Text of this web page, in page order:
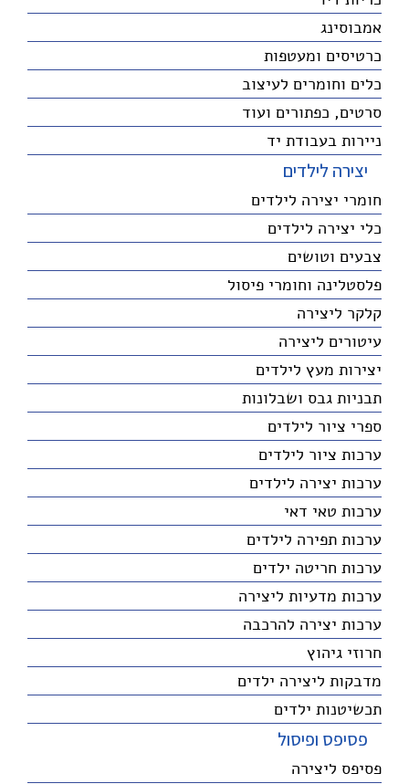
אמבוסינג
כרטיסים ומעטפות
כלים וחומרים לעיצוב
סרטים, כפתורים ועוד
ניירות בעבודת יד
יצירה לילדים
חומרי יצירה לילדים
כלי יצירה לילדים
צבעים וטושים
פלסטלינה וחומרי פיסול
קלקר ליצירה
עיטורים ליצירה
יצירות מעץ לילדים
תבניות גבס ושבלונות
ספרי ציור לילדים
ערכות ציור לילדים
ערכות יצירה לילדים
ערכות טאי דאי
ערכות תפירה לילדים
ערכות חריטה ילדים
ערכות מדעיות ליצירה
ערכות יצירה להרכבה
חרוזי גיהוץ
מדבקות ליצירה ילדים
תכשיטנות ילדים
פסיפס ופיסול
פסיפס ליצירה